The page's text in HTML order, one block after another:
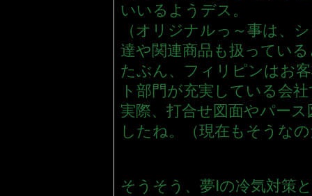
いいるようデス。
（オリジナルっ～事は、
達や関連商品も扱ってい
たぶん、フィリピンはお
ト部門が充実している会
実際、打合せ図面やパー
したね。（現在もそうな
そうそう、夢Ⅰの冷気対策